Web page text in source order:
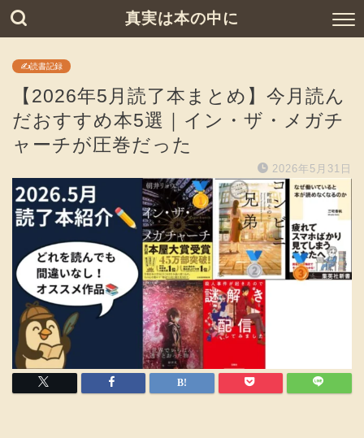
真実は本の中に
✍️読書記録
【2026年5月読了本まとめ】今月読ん
だおすすめ本5選｜イン・ザ・メガチ
ャーチが圧巻だった
2026年5月31日